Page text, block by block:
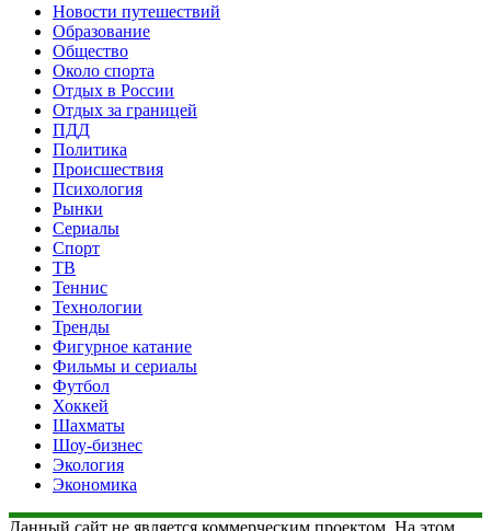
Новости путешествий
Образование
Общество
Около спорта
Отдых в России
Отдых за границей
ПДД
Политика
Происшествия
Психология
Рынки
Сериалы
Спорт
ТВ
Теннис
Технологии
Тренды
Фигурное катание
Фильмы и сериалы
Футбол
Хоккей
Шахматы
Шоу-бизнес
Экология
Экономика